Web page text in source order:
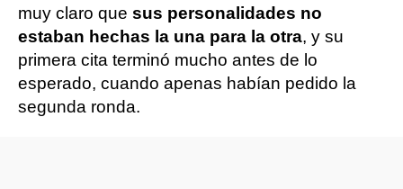
muy claro que sus personalidades no
estaban hechas la una para la otra, y su
primera cita terminó mucho antes de lo
esperado, cuando apenas habían pedido la
segunda ronda.